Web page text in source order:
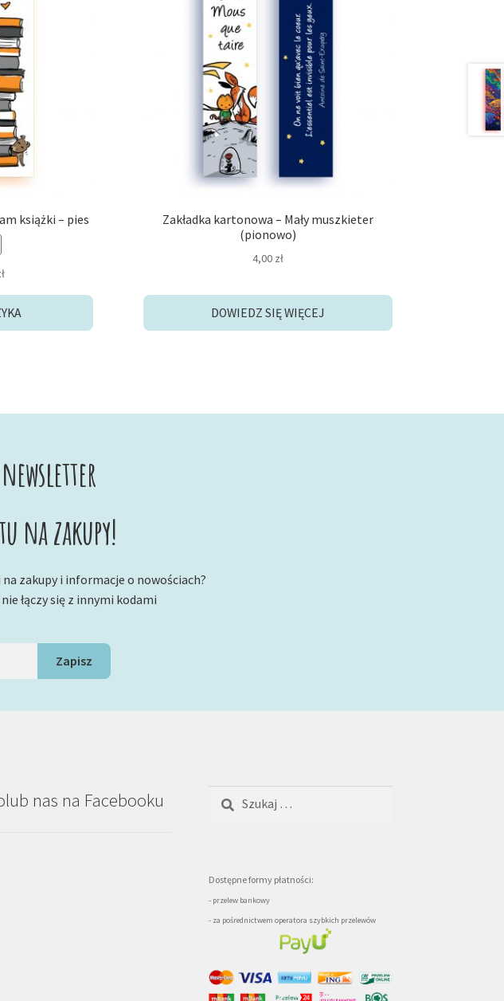
książki – pies
Aktualna
wynosi:
Zakładka kartonowa – Mały muszkieter
(pionowo)
4,00 zł
DOWIEDZ SIĘ WIĘCEJ
na zakupy!
zakupy i informacje o nowościach?
łączy się z innymi kodami
nas na Facebooku
Dostępne formy płatności:
- przelew bankowy
- za pośrednictwem operatora szybkich przelewów